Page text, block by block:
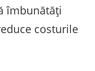
îmbunătăți
costurile